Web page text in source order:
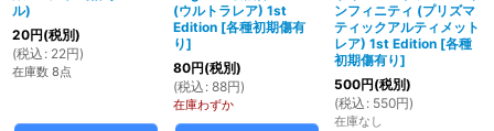
ル)
20円(税別)
(税込 : 22円)
在庫数 8点
(ウルトラレア) 1st
Edition [各種初期傷有
り]
80円(税別)
(税込 : 88円)
在庫わずか
ンフィニティ (プリズマ
ティックアルティメット
レア) 1st Edition [各種
初期傷有り]
500円(税別)
(税込 : 550円)
在庫なし